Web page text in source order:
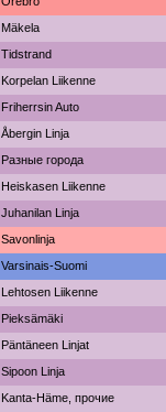
Mäkela
Tidstrand
Korpelan Liikenne
Friherrsin Auto
Åbergin Linja
Разные города
Heiskasen Liikenne
Juhanilan Linja
Savonlinja
Varsinais-Suomi
Lehtosen Liikenne
Pieksämäki
Päntäneen Linjat
Sipoon Linja
Kanta-Häme, прочие